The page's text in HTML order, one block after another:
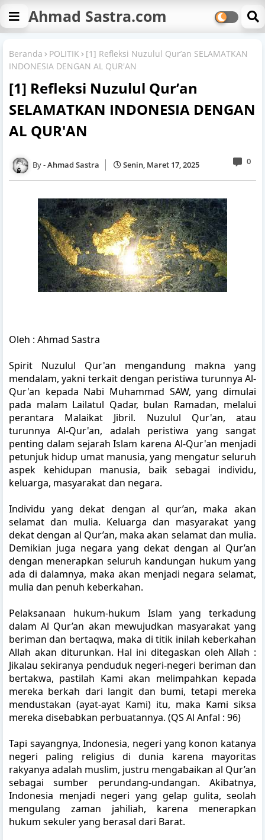
Ahmad Sastra.com
Beranda POLITIK
[1] Refleksi Nuzulul Qur’an SELAMATKAN
INDONESIA DENGAN AL QUR'AN
[1] Refleksi Nuzulul Qur’an
SELAMATKAN INDONESIA DENGAN
AL QUR'AN
Ahmad Sastra Senin, Maret 17, 2025 0
Oleh : Ahmad Sastra
Spirit Nuzulul Qur'an mengandung makna yang
mendalam, yakni terkait dengan peristiwa turunnya Al-
Qur'an kepada Nabi Muhammad SAW, yang dimulai
pada malam Lailatul Qadar, bulan Ramadan, melalui
perantara Malaikat Jibril. Nuzulul Qur'an, atau
turunnya Al-Qur'an, adalah peristiwa yang sangat
penting dalam sejarah Islam karena Al-Qur'an menjadi
petunjuk hidup umat manusia, yang mengatur seluruh
aspek kehidupan manusia, baik sebagai individu,
keluarga, masyarakat dan negara.
Individu yang dekat dengan al qur’an, maka akan
selamat dan mulia. Keluarga dan masyarakat yang
dekat dengan al Qur’an, maka akan selamat dan mulia.
Demikian juga negara yang dekat dengan al Qur’an
dengan menerapkan seluruh kandungan hukum yang
ada di dalamnya, maka akan menjadi negara selamat,
mulia dan penuh keberkahan.
Pelaksanaan hukum-hukum Islam yang terkadung
dalam Al Qur’an akan mewujudkan masyarakat yang
beriman dan bertaqwa, maka di titik inilah keberkahan
Allah akan diturunkan. Hal ini ditegaskan oleh Allah :
Jikalau sekiranya penduduk negeri-negeri beriman dan
bertakwa, pastilah Kami akan melimpahkan kepada
mereka berkah dari langit dan bumi, tetapi mereka
mendustakan (ayat-ayat Kami) itu, maka Kami siksa
mereka disebabkan perbuatannya. (QS Al Anfal : 96)
Tapi sayangnya, Indonesia, negeri yang konon katanya
negeri paling religius di dunia karena mayoritas
rakyanya adalah muslim, justru mengabaikan al Qur’an
sebagai sumber perundang-undangan. Akibatnya,
Indonesia menjadi negeri yang gelap gulita, seolah
mengulang zaman jahiliah, karena menerapkan
hukum sekuler yang berasal dari Barat.